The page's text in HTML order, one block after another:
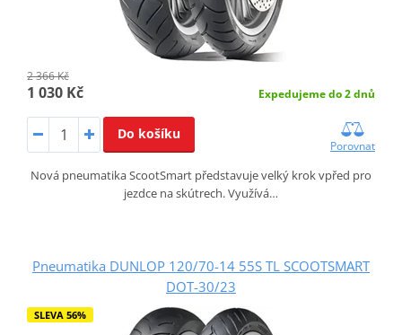
2 366 Kč
1 030 Kč Expedujeme do 2 dnů
Do košíku
Porovnat
Nová pneumatika ScootSmart představuje velký krok vpřed pro
jezdce na skútrech. Využívá…
Pneumatika DUNLOP 120/70-14 55S TL SCOOTSMART
DOT-30/23
SLEVA 56%